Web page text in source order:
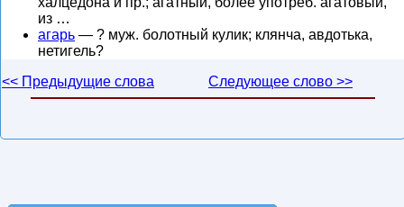
из …
агарь — ? муж. болотный кулик; клянча, авдотька,
нетигель?
<< Предыдущие слова
Следующее слово >>